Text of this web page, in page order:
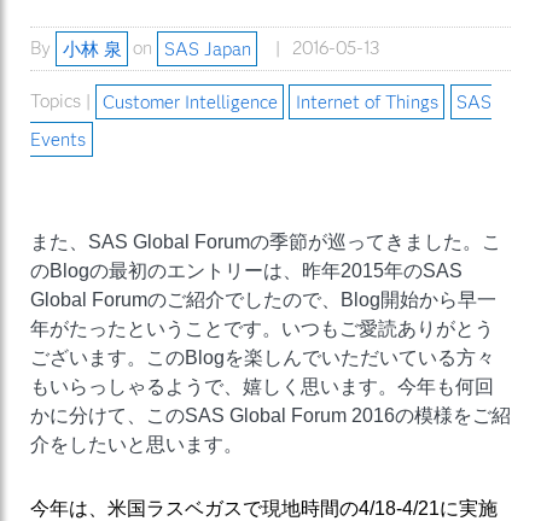
By 小林 泉 on SAS Japan 2016-05-13
Topics | Customer Intelligence Internet of Things
SAS
Events
また、SAS Global Forumの季節が巡ってきました。こ
のBlogの最初のエントリーは、昨年2015年のSAS
Global Forumのご紹介でしたので、Blog開始から早一
年がたったということです。いつもご愛読ありがとう
ございます。このBlogを楽しんでいただいている方々
もいらっしゃるようで、嬉しく思います。今年も何回
かに分けて、このSAS Global Forum 2016の模様をご紹
介をしたいと思います。
今年は、米国ラスベガスで現地時間の4/18-4/21に実施